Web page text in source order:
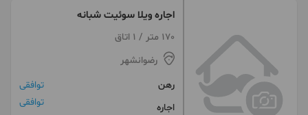
اجاره ویلا سوئیت شبانه
170 متر / 1 اتاق
رضوانشهر
رهن
توافقی
اجاره
توافقی